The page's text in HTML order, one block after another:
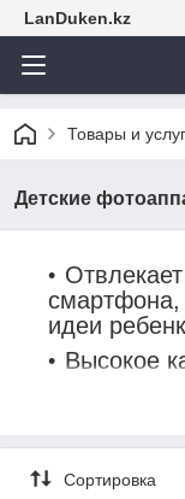
LanDuken.kz
Товары и
Детские
смартфона,
идеи
Высокое
Доставка
Алматы) и
Сортировка